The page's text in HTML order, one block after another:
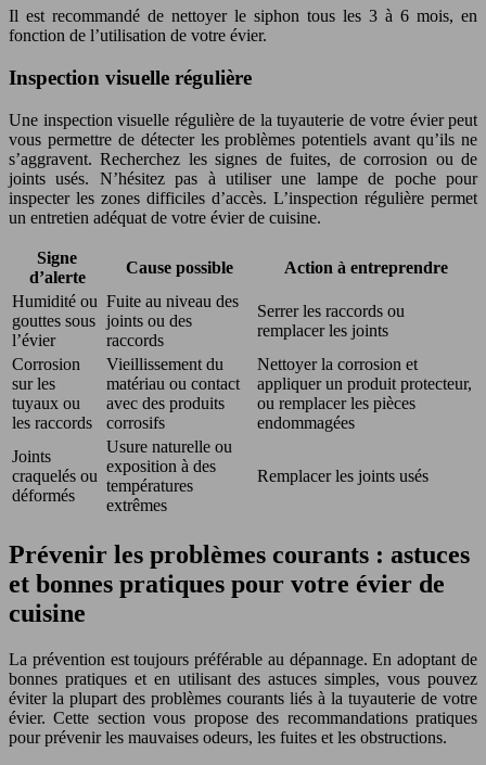
Il est recommandé de nettoyer le siphon tous les 3 à 6 mois, en
fonction de l’utilisation de votre évier.
Inspection visuelle régulière
Une inspection visuelle régulière de la tuyauterie de votre évier peut
vous permettre de détecter les problèmes potentiels avant qu’ils ne
s’aggravent. Recherchez les signes de fuites, de corrosion ou de
joints usés. N’hésitez pas à utiliser une lampe de poche pour
inspecter les zones difficiles d’accès. L’inspection régulière permet
un entretien adéquat de votre évier de cuisine.
Signe
d’alerte
Cause possible
Action à entreprendre
Humidité ou
gouttes sous
l’évier
Fuite au niveau des
joints ou des
raccords
Serrer les raccords ou
remplacer les joints
Corrosion
sur les
tuyaux ou
les raccords
Vieillissement du
matériau ou contact
avec des produits
corrosifs
Nettoyer la corrosion et
appliquer un produit protecteur,
ou remplacer les pièces
endommagées
Joints
craquelés ou
déformés
Usure naturelle ou
exposition à des
températures
extrêmes
Remplacer les joints usés
Prévenir les problèmes courants : astuces
et bonnes pratiques pour votre évier de
cuisine
La prévention est toujours préférable au dépannage. En adoptant de
bonnes pratiques et en utilisant des astuces simples, vous pouvez
éviter la plupart des problèmes courants liés à la tuyauterie de votre
évier. Cette section vous propose des recommandations pratiques
pour prévenir les mauvaises odeurs, les fuites et les obstructions.